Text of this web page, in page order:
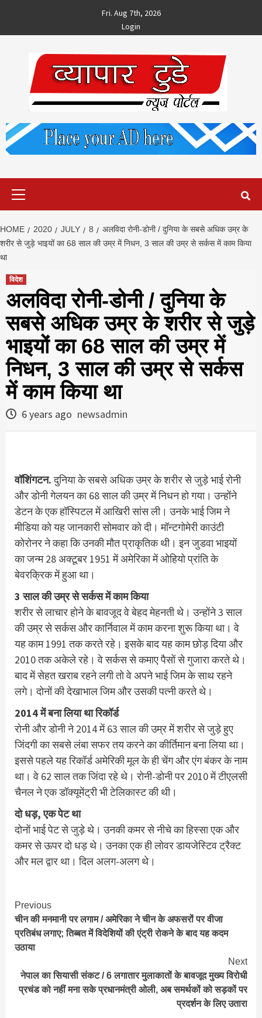
content
Fri. Aug 7th, 2026
Login
HOME 2020 JULY 8
अलविदा रोनी-डोनी / दुनिया के सबसे अधिक उम्र के
शरीर से जुड़े भाइयों का 68 साल की उम्र में निधन, 3 साल की उम्र से सर्कस में काम किया
था
विदेश
अलविदा रोनी-डोनी / दुनिया के
सबसे अधिक उम्र के शरीर से जुड़े
भाइयों का 68 साल की उम्र में
निधन, 3 साल की उम्र से सर्कस
में काम किया था
6 years ago newsadmin
वॉशिंगटन.दुनिया के सबसे अधिक उम्र के शरीर से जुड़े भाई रोनी
और डोनी गेलयन का 68 साल की उम्र में निधन हो गया। उन्होंने
डेटन के एक हॉस्पिटल में आखिरी सांस ली। उनके भाई जिम ने
मीडिया को यह जानकारी सोमवार को दी। मॉन्टगोमेरी काउंटी
कोरोनर ने कहा कि उनकी मौत प्राकृतिक थी। इन जुडवा भाइयों
का जन्म 28 अक्टूबर 1951 में अमेरिका में ओहियो प्रांति के
बेवरक्रिक में हुआ था।
3 साल की उम्र से सर्कस में काम किया
शरीर से लाचार होने के बावजूद वे बेहद मेहनती थे। उन्होंने 3 साल
की उम्र से सर्कस और कार्निवाल में काम करना शुरू किया था। वे
यह काम 1991 तक करते रहे। इसके बाद यह काम छोड़ दिया और
2010 तक अकेले रहे। वे सर्कस से कमाए पैसों से गुजारा करते थे।
बाद में सेहत खराब रहने लगी तो वे अपने भाई जिम के साथ रहने
लगे। दोनों की देखाभाल जिम और उसकी पत्नी करते थे।
2014 में बना लिया था रिकॉर्ड
रोनी और डोनी ने 2014 में 63 साल की उम्र में शरीर से जुड़े हुए
जिंदगी का सबसे लंबा सफर तय करने का कीर्तिमान बना लिया था।
इससे पहले यह रिकॉर्ड अमेरिकी मूल के ही चेंग और एंग बंकर के नाम
था। वे 62 साल तक जिंदा रहे थे। रोनी-डोनी पर 2010 में टीएलसी
चैनल ने एक डॉक्यूमेंट्री भी टेलिकास्ट की थी।
दो धड़, एक पेट था
दोनों भाई पेट से जुड़े थे। उनकी कमर से नीचे का हिस्सा एक और
कमर से ऊपर दो धड़ थे। उनका एक ही लोवर डायजेस्टिव ट्रैक्ट
और मल द्वार था। दिल अलग-अलग थे।
Continue
Reading
Previous
चीन की मनमानी पर लगाम / अमेरिका ने चीन के अफसरों पर वीजा
प्रतिबंध लगाए; तिब्बत में विदेशियों की एंट्री रोकने के बाद यह कदम
उठाया
Next
नेपाल का सियासी संकट / 6 लगातार मुलाकातों के बावजूद मुख्य विरोधी
प्रचंड को नहीं मना सके प्रधानमंत्री ओली, अब समर्थकों को सड़कों पर
प्रदर्शन के लिए उतारा